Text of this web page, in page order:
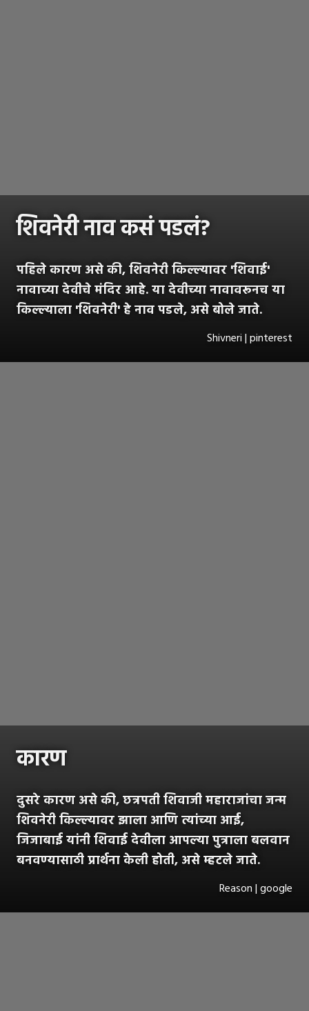
शिवनेरी नाव कसं पडलं?
पहिले कारण असे की, शिवनेरी किल्ल्यावर 'शिवाई'
नावाच्या देवीचे मंदिर आहे. या देवीच्या नावावरूनच या
किल्ल्याला 'शिवनेरी' हे नाव पडले, असे बोले जाते.
Shivneri | pinterest
कारण
दुसरे कारण असे की, छत्रपती शिवाजी महाराजांचा जन्म
शिवनेरी किल्ल्यावर झाला आणि त्यांच्या आई,
जिजाबाई यांनी शिवाई देवीला आपल्या पुत्राला बलवान
बनवण्यासाठी प्रार्थना केली होती, असे म्हटले जाते.
Reason | google